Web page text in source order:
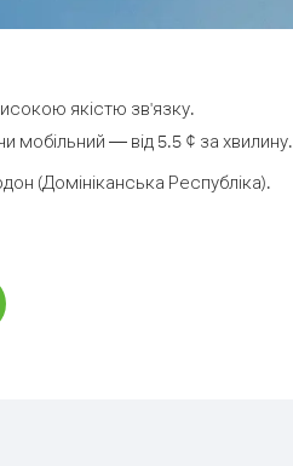
якістю зв'язку.
мобільний — від 5.5 ¢ за хвилину.
(Домініканська Республіка).